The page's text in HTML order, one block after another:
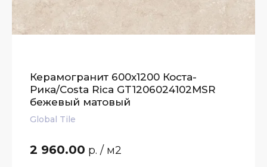
Керамогранит 600x1200 Коста-
Рика/Costa Rica GT1206024102MSR
бежевый матовый
Global Tile
2 960.00 р. / м2